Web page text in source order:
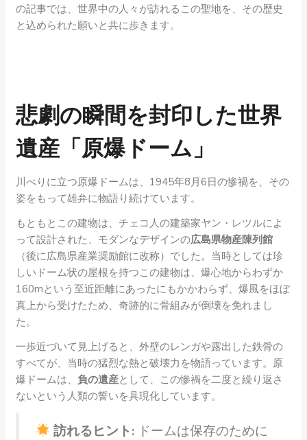
の記事では、世界中の人々が訪れるこの聖地を、その歴史
と込められた願いと共に歩きます。
悲劇の瞬間を封印した世界
遺産「原爆ドーム」
川べりに立つ原爆ドームは、1945年8月6日の惨禍を、その
姿をもって雄弁に物語り続けています。
もともとこの建物は、チェコ人の建築家ヤン・レツルによ
って設計された、モダンなデザインの広島県物産陳列館
（後に広島県産業奨励館に改称）でした。当時としては珍
しいドーム状の屋根を持つこの建物は、爆心地からわずか
160mという至近距離にあったにもかかわらず、爆風をほぼ
真上から受けたため、奇跡的に骨組みが倒壊を免れまし
た。
一歩近づいて見上げると、外壁のレンガや露出した鉄骨の
すべてが、当時の猛烈な熱と破壊力を物語っています。原
爆ドームは、 負の遺産として、この惨禍を二度と繰り返さ
ないという人類の誓いを具現化しています。
訪れるヒント: ドームは保存のために